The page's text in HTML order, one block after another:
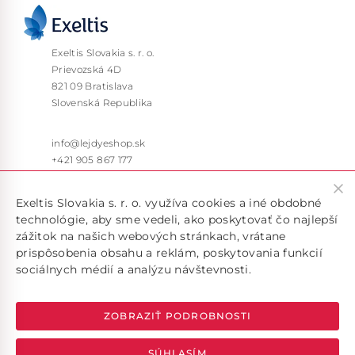
Exeltis Slovakia s. r. o.
Prievozská 4D
821 09 Bratislava
Slovenská Republika
info@lejdyeshop.sk
+421 905 867 177
do inej krajiny, kontaktujte nás na emailovej adrese
info@lejdyeshop.sk
Exeltis Slovakia s. r. o. využíva cookies a iné obdobné
technológie, aby sme vedeli, ako poskytovať čo najlepší
zážitok na našich webových stránkach, vrátane
prispôsobenia obsahu a reklám, poskytovania funkcií
sociálnych médií a analýzu návštevnosti.
ZOBRAZIŤ PODROBNOSTI